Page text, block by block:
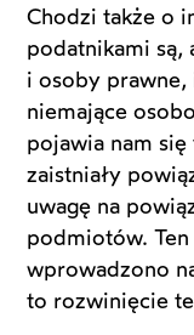
Chodzi także o
podatnikami są,
i osoby
niemające
pojawia nam
zaistniały
uwagę na
podmiotów.
wprowadzono
to rozwinięcie